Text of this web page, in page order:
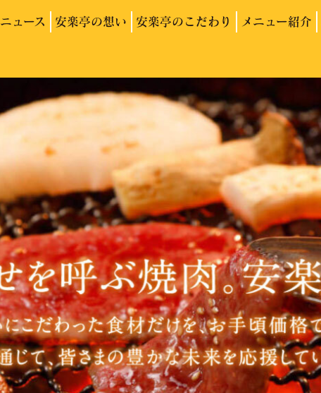
ニュース 安楽亭の想い 安楽亭のこだわり メニュー紹介